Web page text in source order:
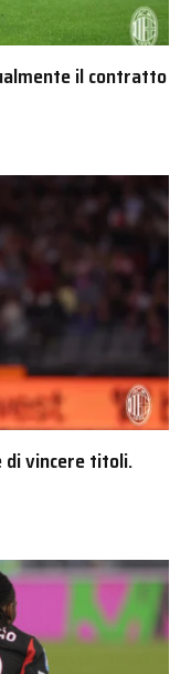
il contratto
di vincere titoli.